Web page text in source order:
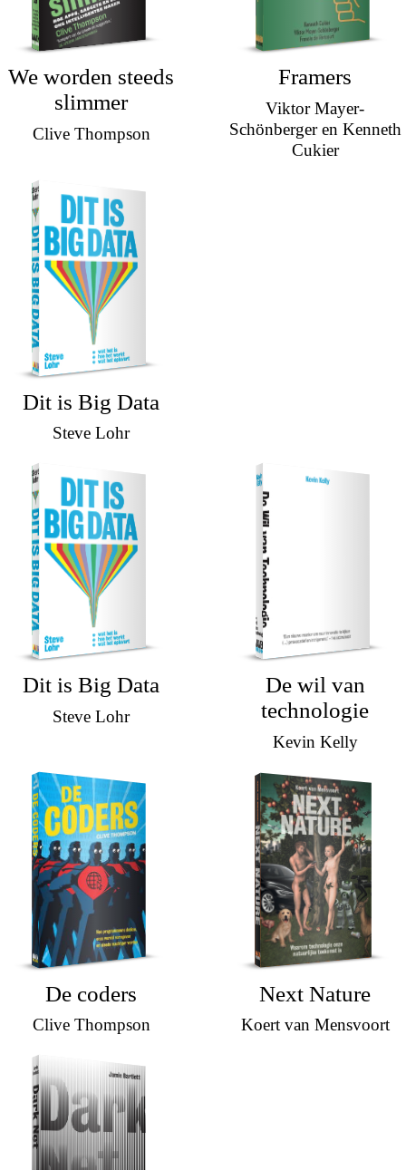
We worden steeds
slimmer
Clive Thompson
Framers
Viktor Mayer-
Schönberger en Kenneth
Cukier
Dit is Big Data
Steve Lohr
Dit is Big Data
Steve Lohr
De wil van
technologie
Kevin Kelly
De coders
Clive Thompson
Next Nature
Koert van Mensvoort